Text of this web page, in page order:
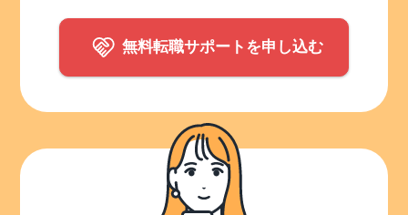
無料転職サポートを申し込む